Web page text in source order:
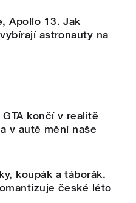
Apollo 13. Jak
astronauty na
končí v realitě
v autě mění naše
koupák a táborák.
české léto